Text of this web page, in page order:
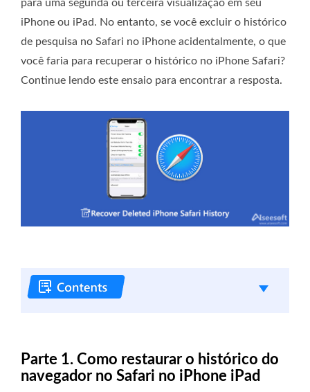
para uma segunda ou terceira visualização em seu
iPhone ou iPad. No entanto, se você excluir o histórico
de pesquisa no Safari no iPhone acidentalmente, o que
você faria para recuperar o histórico no iPhone Safari?
Continue lendo este ensaio para encontrar a resposta.
Parte 1. Como restaurar o histórico do
navegador no Safari no iPhone iPad